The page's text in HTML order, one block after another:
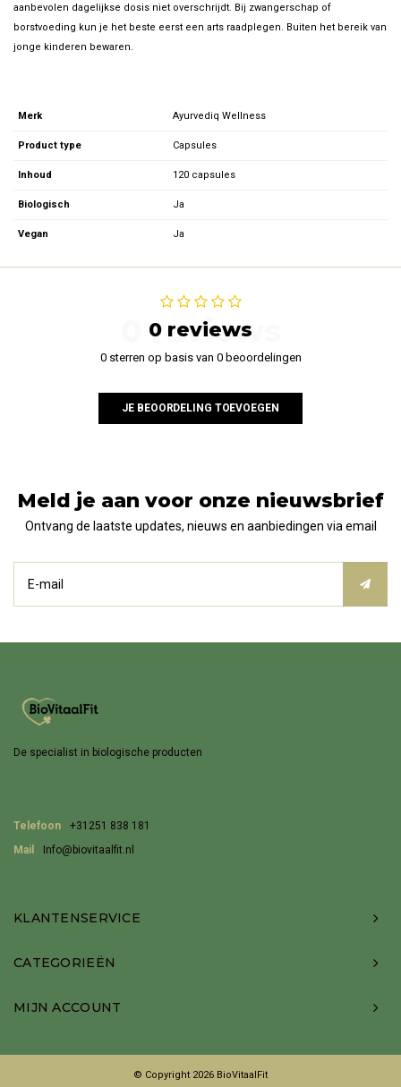
aanbevolen dagelijkse dosis niet overschrijdt. Bij zwangerschap of
borstvoeding kun je het beste eerst een arts raadplegen. Buiten het bereik van
jonge kinderen bewaren.
Merk Ayurvediq Wellness
Product type Capsules
Inhoud 120 capsules
Biologisch Ja
Vegan Ja
0 reviews
0 reviews
0 sterren op basis van 0 beoordelingen
JE BEOORDELING TOEVOEGEN
Meld je aan voor onze nieuwsbrief
Ontvang de laatste updates, nieuws en aanbiedingen via email
De specialist in biologische producten
Telefoon
+31251 838 181
Mail
Info@biovitaalfit.nl
KLANTENSERVICE
CATEGORIEËN
MIJN ACCOUNT
© Copyright 2026 BioVitaalFit